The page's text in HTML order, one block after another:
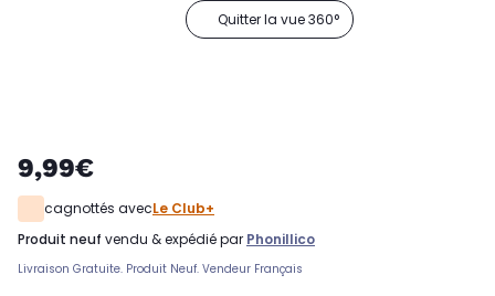
Quitter la vue 360°
9,99€
cagnottés avecLe Club+
produit neuf vendu & expédié par Phonillico
Livraison Gratuite. Produit Neuf. Vendeur Français